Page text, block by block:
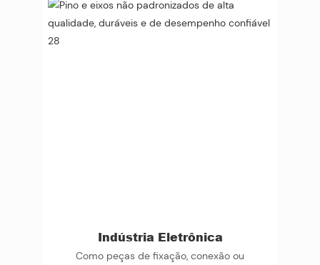
Indústria Eletrônica
Como peças de fixação, conexão ou